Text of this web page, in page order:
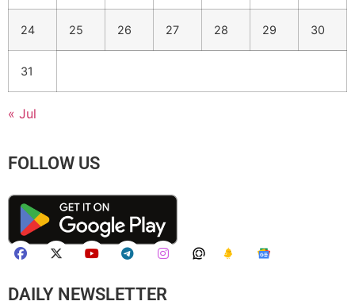
24 25 26 27 28 29 30
31
« Jul
FOLLOW US
DAILY NEWSLETTER